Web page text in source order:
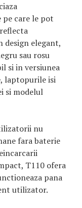
pe care le pot
design elegant,
sau rosu
si in versiunea
laptopurile isi
si modelul
nu
fara baterie
T110 ofera
pana
utilizator.